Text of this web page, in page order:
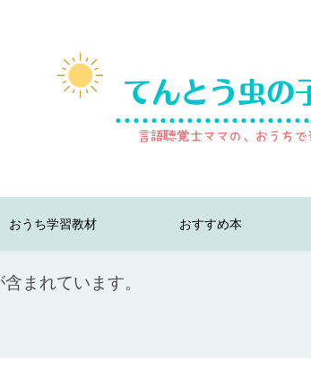
おうち学習教材 おすすめ本
まれています。